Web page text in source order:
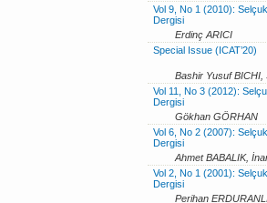
Vol 9, No 1 (2010):
Dergisi
Erdinç ARICI
Special Issue (ICAT’20)
Bashir Yusuf BICHI,
Vol 11, No 3 (2012):
Dergisi
Gökhan GÖRHAN
Vol 6, No 2 (2007):
Dergisi
Ahmet BABALIK,
Vol 2, No 1 (2001):
Dergisi
Perihan